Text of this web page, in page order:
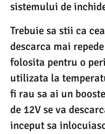
sistemului de
Trebuie sa stii ca
descarca mai
folosita pentru o
utilizata la
fi rau sa ai un
de 12V se va
inceput sa